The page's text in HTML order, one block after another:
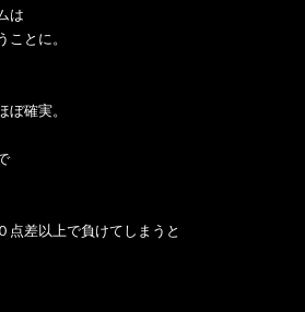
は
とに。
確実。
点差以上で負けてしまうと